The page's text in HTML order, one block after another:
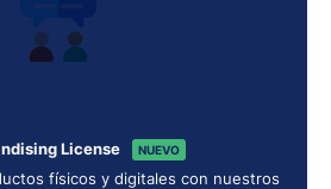
License NUEVO
físicos y digitales con nuestros